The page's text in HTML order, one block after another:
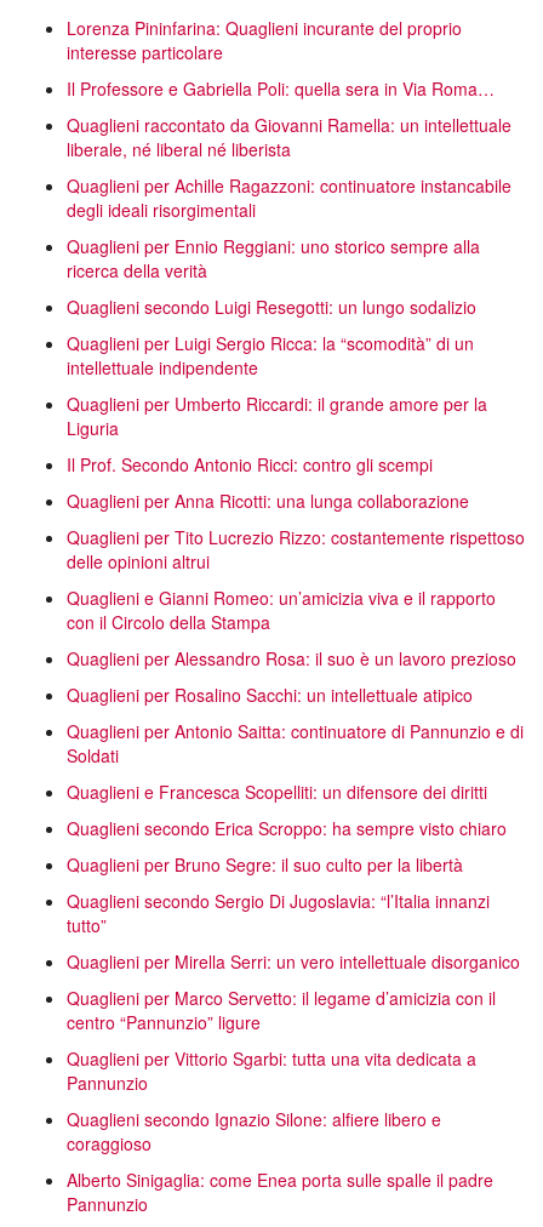
Lorenza Pininfarina: Quaglieni incurante del proprio
interesse particolare
Il Professore e Gabriella Poli: quella sera in Via Roma…
Quaglieni raccontato da Giovanni Ramella: un intellettuale
liberale, né liberal né liberista
Quaglieni per Achille Ragazzoni: continuatore instancabile
degli ideali risorgimentali
Quaglieni per Ennio Reggiani: uno storico sempre alla
ricerca della verità
Quaglieni secondo Luigi Resegotti: un lungo sodalizio
Quaglieni per Luigi Sergio Ricca: la “scomodità” di un
intellettuale indipendente
Quaglieni per Umberto Riccardi: il grande amore per la
Liguria
Il Prof. Secondo Antonio Ricci: contro gli scempi
Quaglieni per Anna Ricotti: una lunga collaborazione
Quaglieni per Tito Lucrezio Rizzo: costantemente rispettoso
delle opinioni altrui
Quaglieni e Gianni Romeo: un’amicizia viva e il rapporto
con il Circolo della Stampa
Quaglieni per Alessandro Rosa: il suo è un lavoro prezioso
Quaglieni per Rosalino Sacchi: un intellettuale atipico
Quaglieni per Antonio Saitta: continuatore di Pannunzio e di
Soldati
Quaglieni e Francesca Scopelliti: un difensore dei diritti
Quaglieni secondo Erica Scroppo: ha sempre visto chiaro
Quaglieni per Bruno Segre: il suo culto per la libertà
Quaglieni secondo Sergio Di Jugoslavia: “l’Italia innanzi
tutto”
Quaglieni per Mirella Serri: un vero intellettuale disorganico
Quaglieni per Marco Servetto: il legame d’amicizia con il
centro “Pannunzio” ligure
Quaglieni per Vittorio Sgarbi: tutta una vita dedicata a
Pannunzio
Quaglieni secondo Ignazio Silone: alfiere libero e
coraggioso
Alberto Sinigaglia: come Enea porta sulle spalle il padre
Pannunzio